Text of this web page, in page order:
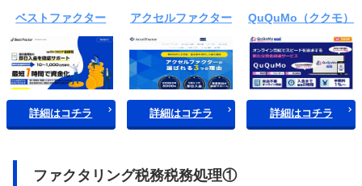
ベストファクター
詳細はコチラ
アクセルファクター
詳細はコチラ
QuQuMo（ククモ）
詳細はコチラ
ファクタリング税務税務処理①